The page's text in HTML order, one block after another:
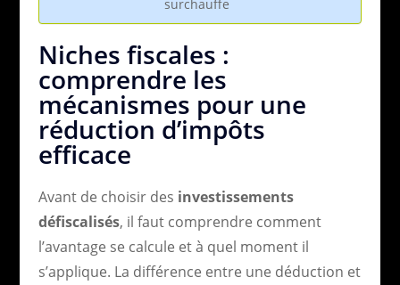
surchauffe
Niches fiscales :
comprendre les
mécanismes pour une
réduction d’impôts
efficace
Avant de choisir des investissements
défiscalisés, il faut comprendre comment
l’avantage se calcule et à quel moment il
s’applique. La différence entre une déduction et